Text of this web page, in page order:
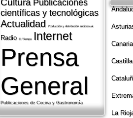
Cultura Publicaciones
cientí­ficas y tecnológicas
Actualidad Producción y distribución audiovisual
Radio El Tiempo Internet
Prensa
General
Publicaciones de Cocina y Gastronomí­a
La